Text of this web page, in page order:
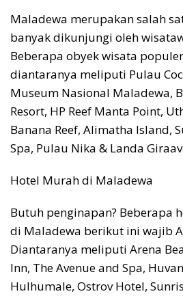
Maladewa merupakan salah
banyak dikunjungi oleh
Beberapa obyek wisata
diantaranya meliputi Pulau
Museum Nasional Maladewa,
Resort, HP Reef Manta Point,
Banana Reef, Alimatha Island,
Spa, Pulau Nika & Landa
Hotel Murah di Maladewa
Butuh penginapan? Beberapa
di Maladewa berikut ini wajib
Diantaranya meliputi Arena
Inn, The Avenue and Spa,
Hulhumale, Ostrov Hotel,